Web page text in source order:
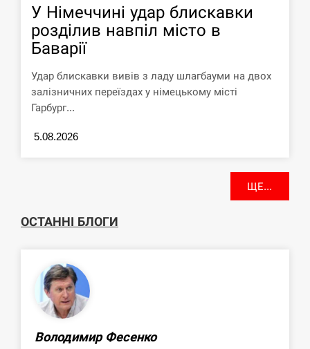
11:23
Россияне ударили “Бардеролями” по
Харькову, есть пострадавшие
У Німеччині удар блискавки
розділив навпіл місто в
Баварії
Удар блискавки вивів з ладу шлагбауми на двох
залізничних переїздах у німецькому місті
Гарбург...
5.08.2026
ЩЕ...
ОСТАННІ БЛОГИ
Володимир Фесенко